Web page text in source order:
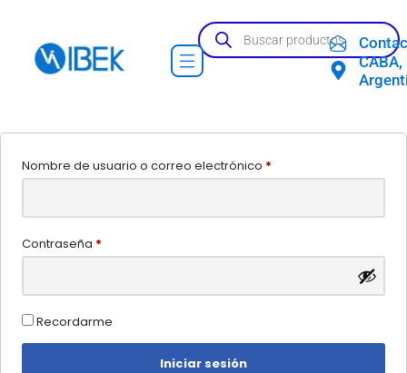
CABA,
Nombre de usuario o correo electrónico *
Contraseña *
Recordarme
Iniciar sesión